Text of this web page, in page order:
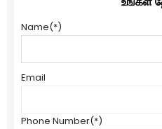
Name(*)
Email
Phone Number(*)